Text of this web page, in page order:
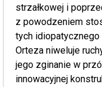
strzałkowej i
z powodzeniem
tych idiopatycznego
Orteza niweluje
jego zginanie w
innowacyjnej